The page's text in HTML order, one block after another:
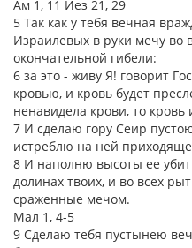
Ам 1, 11 Иез 21, 29
5 Так как у тебя вечная
Израилевых в руки мечу во
окончательной гибели:
6 за это - живу Я! говорит
кровью, и кровь будет
ненавидела крови, то кровь
7 И сделаю гору Сеир
истреблю на ней
8 И наполню высоты ее
долинах твоих, и во всех
сраженные мечом.
Мал 1, 4-5
9 Сделаю тебя пустынею